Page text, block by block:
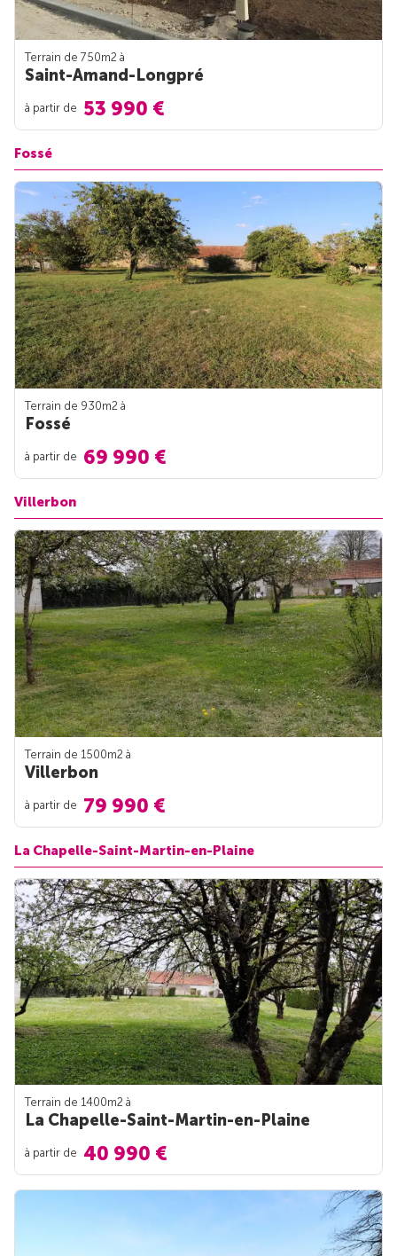
Terrain de 750m2 à
Saint-Amand-Longpré
à partir de 53 990 €
Fossé
Terrain de 930m2 à
Fossé
à partir de 69 990 €
Villerbon
Terrain de 1500m2 à
Villerbon
à partir de 79 990 €
La Chapelle-Saint-Martin-en-Plaine
Terrain de 1400m2 à
La Chapelle-Saint-Martin-en-Plaine
à partir de 40 990 €